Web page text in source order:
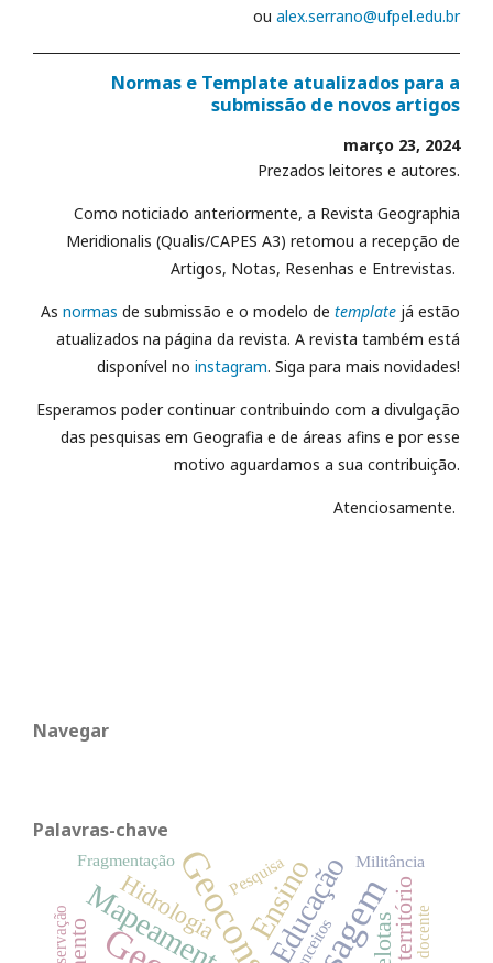
ou alex.serrano@ufpel.edu.br
Normas e Template atualizados para a
submissão de novos artigos
março 23, 2024
Prezados leitores e autores.
Como noticiado anteriormente, a Revista Geographia
Meridionalis (Qualis/CAPES A3) retomou a recepção de
Artigos, Notas, Resenhas e Entrevistas.
As normas de submissão e o modelo de template já estão
atualizados na página da revista. A revista também está
disponível no instagram. Siga para mais novidades!
Esperamos poder continuar contribuindo com a divulgação
das pesquisas em Geografia e de áreas afins e por esse
motivo aguardamos a sua contribuição.
Atenciosamente.
Navegar
Palavras-chave
MapeamentoEnsino
Educação Pelotas
Hidrologia
Fragmentação Pesquisa Militância